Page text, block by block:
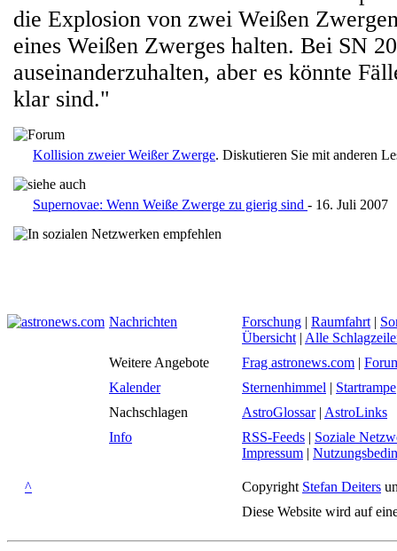
die Explosion von zwei Weißen
eines Weißen Zwerges halten. Bei SN
auseinanderzuhalten, aber es könnte
klar sind."
Kollision zweier Weißer Zwerge. Diskutieren Sie mit anderen
Supernovae: Wenn Weiße Zwerge zu gierig sind - 16. Juli 2007
Nachrichten Forschung | Raumfahrt |
Übersicht | Alle
Weitere Angebote
Frag astronews.com |
Kalender
Sternenhimmel | Startrampe
Nachschlagen
AstroGlossar| AstroLinks
Info
RSS-Feeds | Soziale
Impressum |
^ Copyright Stefan Deiters
Diese Website wird auf